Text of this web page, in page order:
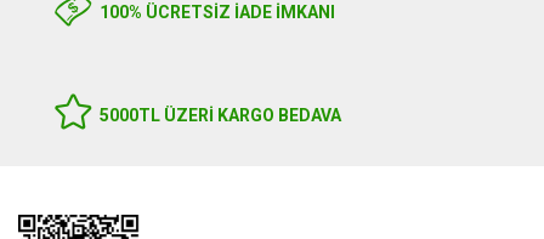
100% ÜCRETSİZ İADE İMKANI
5000TL ÜZERI KARGO BEDAVA